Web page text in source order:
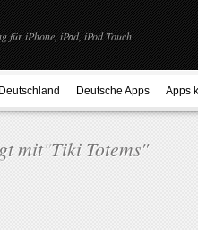
für iPhone, iPad, iPod Touch
Deutsche Apps Apps
mit"Tiki Totems"